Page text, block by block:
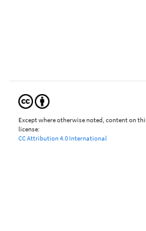
Except where otherwise noted, content on
license:
CC Attribution 4.0 International